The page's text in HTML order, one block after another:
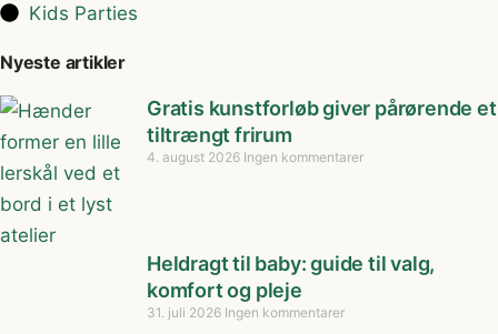
Kids Parties
Nyeste artikler
Gratis kunstforløb giver pårørende et
tiltrængt frirum
4. august 2026 Ingen kommentarer
Heldragt til baby: guide til valg,
komfort og pleje
31. juli 2026 Ingen kommentarer